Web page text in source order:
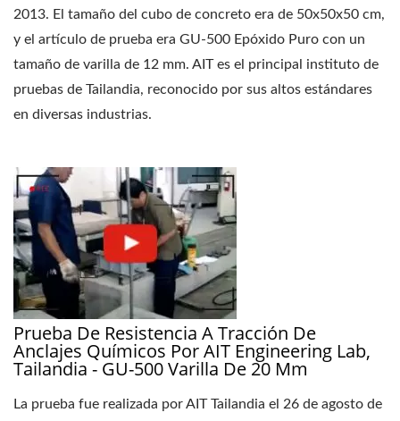
2013. El tamaño del cubo de concreto era de 50x50x50 cm,
y el artículo de prueba era GU-500 Epóxido Puro con un
tamaño de varilla de 12 mm. AIT es el principal instituto de
pruebas de Tailandia, reconocido por sus altos estándares
en diversas industrias.
Prueba De Resistencia A Tracción De
Anclajes Químicos Por AIT Engineering Lab,
Tailandia - GU-500 Varilla De 20 Mm
La prueba fue realizada por AIT Tailandia el 26 de agosto de